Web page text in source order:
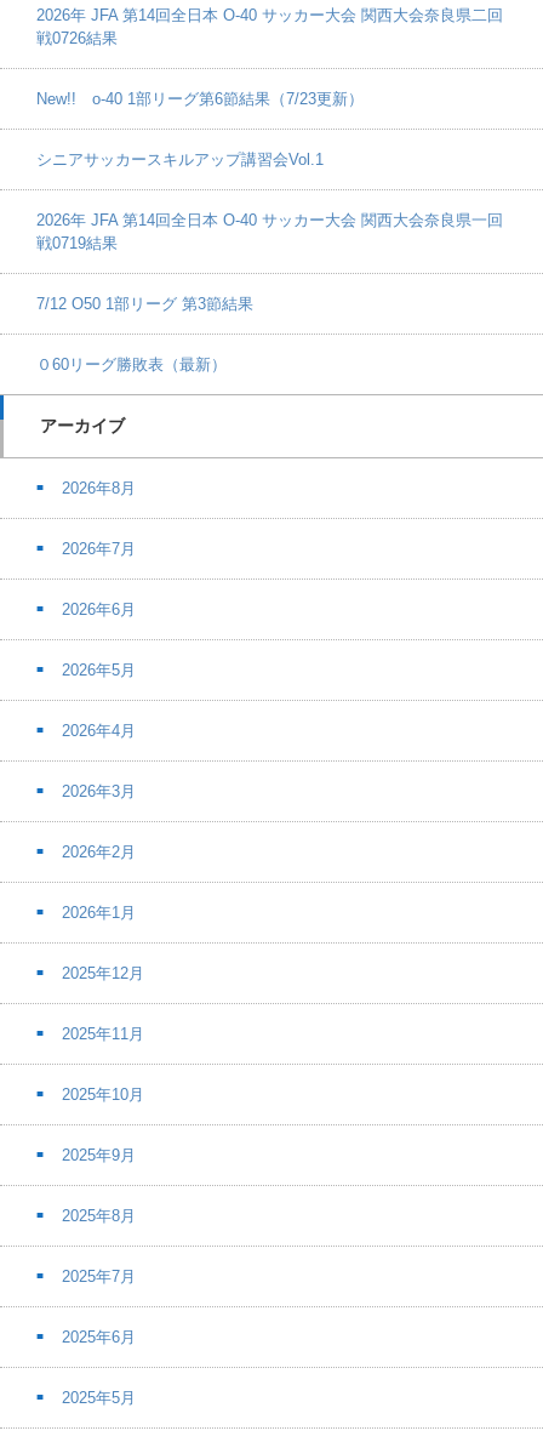
2026年 JFA 第14回全日本 O-40 サッカー大会 関西大会奈良県二回
戦0726結果
New!! o-40 1部リーグ第6節結果（7/23更新）
シニアサッカースキルアップ講習会Vol.1
2026年 JFA 第14回全日本 O-40 サッカー大会 関西大会奈良県一回
戦0719結果
7/12 O50 1部リーグ 第3節結果
０60リーグ勝敗表（最新）
アーカイブ
2026年8月
2026年7月
2026年6月
2026年5月
2026年4月
2026年3月
2026年2月
2026年1月
2025年12月
2025年11月
2025年10月
2025年9月
2025年8月
2025年7月
2025年6月
2025年5月